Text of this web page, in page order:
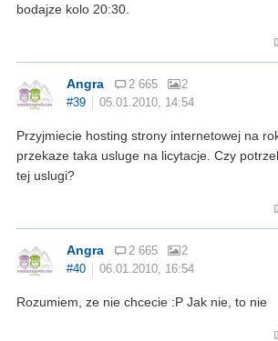
bodajze kolo 20:30.
Angra 2 665
2
#39
05.01.2010, 14:54
Przyjmiecie hosting strony internetowej na
przekaze taka usluge na licytacje. Czy
tej uslugi?
Angra 2 665
2
#40
06.01.2010, 16:54
Rozumiem, ze nie chcecie :P Jak nie, to nie